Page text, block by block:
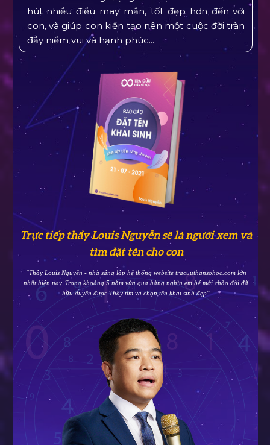
hút nhiều điều may mắn, tốt đẹp hơn đến với
con, và giúp con kiến tạo nên một cuộc đời tràn
đầy niềm vui và hạnh phúc...
Trực tiếp thầy Louis Nguyễn sẽ là người xem và
tìm đặt tên cho con
"Thầy Louis Nguyễn - nhà sáng lập hệ thống website tracuuthansohoc.com lớn
nhất hiện nay. Trong khoảng 5 năm vừa qua hàng nghìn em bé mới chào đời đã
hữu duyên được Thầy tìm và chọn tên khai sinh đẹp"